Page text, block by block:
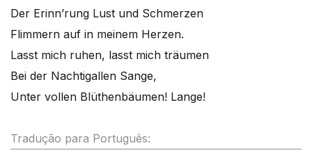
Der Erinn’rung Lust und Schmerzen
Flimmern auf in meinem Herzen.
Lasst mich ruhen, lasst mich träumen
Bei der Nachtigallen Sange,
Unter vollen Blüthenbäumen! Lange!
Tradução para Português: